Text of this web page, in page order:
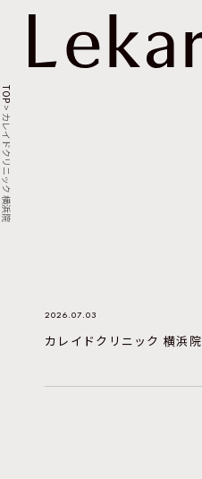
TOP
>
カレイドクリニック 横浜院
2026.07.03
カレイドクリニック 横浜院